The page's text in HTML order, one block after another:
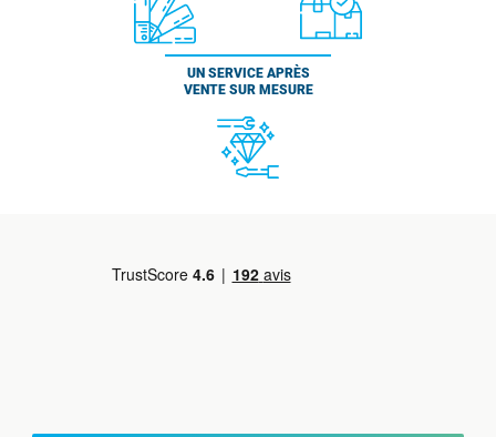
UN SERVICE APRÈS
VENTE SUR MESURE